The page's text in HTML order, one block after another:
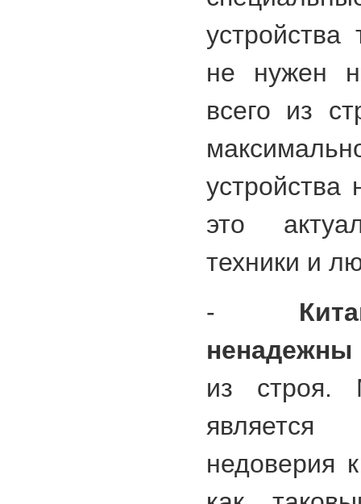
не нужен
всего из
устройства
это
техники и
-
ненадежны
из строя.
недоверия